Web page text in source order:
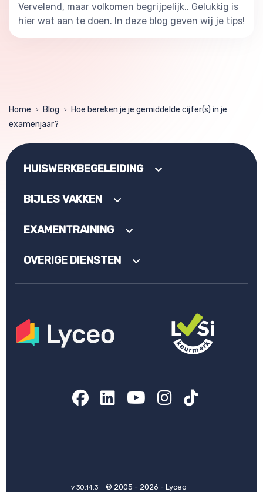
Vervelend, maar volkomen begrijpelijk.. Gelukkig is
hier wat aan te doen. In deze blog geven wij je tips!
Home > Blog >
Hoe bereken je je gemiddelde cijfer(s) in je
examenjaar?
HUISWERKBEGELEIDING
BIJLES VAKKEN
EXAMENTRAINING
OVERIGE DIENSTEN
Facebook
LinkedIn
YouTube
Instagram
TikTok
v 30.14.3 © 2005 - 2026 - Lyceo